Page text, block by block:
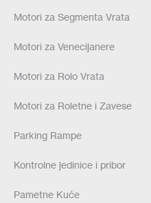
Motori za Segmenta Vrata
Motori za Venecijanere
Motori za Rolo Vrata
Motori za Roletne i Zavese
Parking Rampe
Kontrolne jedinice i pribor
Pametne Kuće